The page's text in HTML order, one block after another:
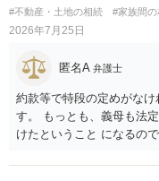
#不動産・土地の相続 #家族間
2026年7月25日
匿名A 弁護士
約款等で特段の定めがな
す。 もっとも、義母も法
けたということ になるの